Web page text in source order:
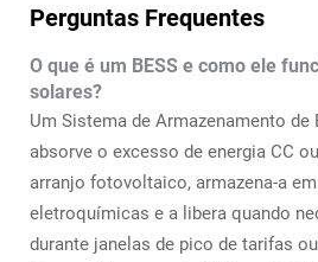
Perguntas Frequentes
O que é um BESS e como ele
solares?
Um Sistema de Armazenamento de
absorve o excesso de energia CC
arranjo fotovoltaico, armazena-a
eletroquímicas e a libera quando
durante janelas de pico de tarifas